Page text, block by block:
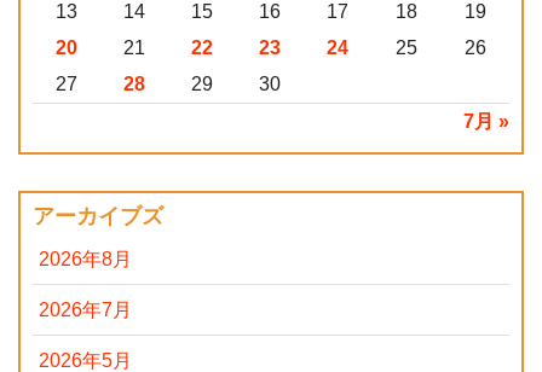
7月 »
13
14 15 16 17 18
19
20
21 22 23 24 25
26
27
28 29 30
アーカイブズ
2026年8月
2026年7月
2026年5月